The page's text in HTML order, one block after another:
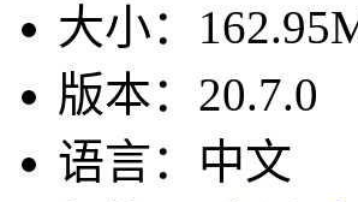
大小：
版本： 20.7.0
语言： 中文